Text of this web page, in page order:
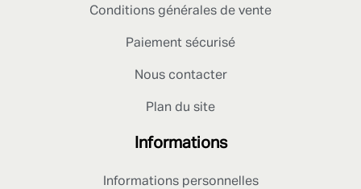
Conditions générales de vente
Paiement sécurisé
Nous contacter
Plan du site
Informations
Informations personnelles